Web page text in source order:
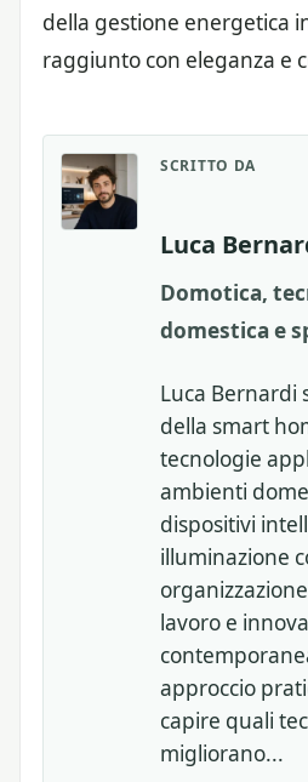
della gestione energetica
raggiunto con eleganza e
SCRITTO DA
Luca
Domotica,
domestica e
Luca Bernardi
della smart
tecnologie
ambienti
dispositivi
illuminazione
lavoro e
approccio
capire quali
migliorano...